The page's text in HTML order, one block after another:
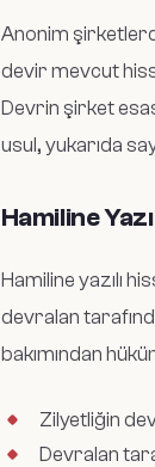
Anonim
devir mevcut
Devrin şirket
usul, yukarıda
Hamiline
Hamiline yazılı
devralan
bakımından
Zilyetliğin
Devralan